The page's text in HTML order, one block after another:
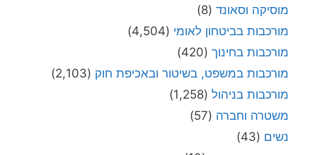
מוסיקה וסאונד (8)
מורכבות בביטחון לאומי (4,504)
מורכבות בחינוך (420)
מורכבות במשפט, בשיטור ובאכיפת חוק (2,103)
מורכבות בניהול (1,258)
משטרה וחברה (57)
נשים (43)